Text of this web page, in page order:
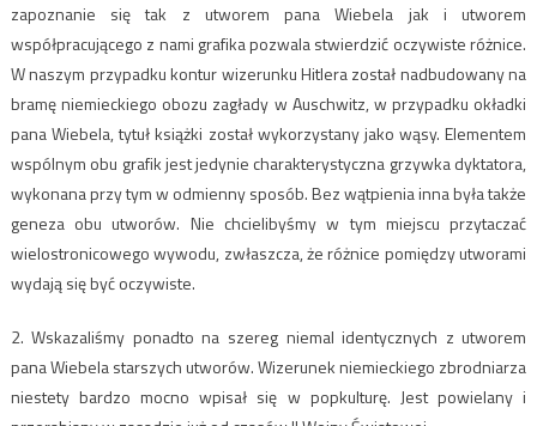
zapoznanie się tak z utworem pana Wiebela jak i utworem
współpracującego z nami grafika pozwala stwierdzić oczywiste różnice.
W naszym przypadku kontur wizerunku Hitlera został nadbudowany na
bramę niemieckiego obozu zagłady w Auschwitz, w przypadku okładki
pana Wiebela, tytuł książki został wykorzystany jako wąsy. Elementem
wspólnym obu grafik jest jedynie charakterystyczna grzywka dyktatora,
wykonana przy tym w odmienny sposób. Bez wątpienia inna była także
geneza obu utworów. Nie chcielibyśmy w tym miejscu przytaczać
wielostronicowego wywodu, zwłaszcza, że różnice pomiędzy utworami
wydają się być oczywiste.
2. Wskazaliśmy ponadto na szereg niemal identycznych z utworem
pana Wiebela starszych utworów. Wizerunek niemieckiego zbrodniarza
niestety bardzo mocno wpisał się w popkulturę. Jest powielany i